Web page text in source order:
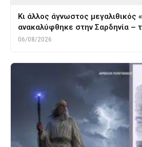
Κι άλλος άγνωστος μεγαλιθικός
ανακαλύφθηκε στην Σαρδηνία –
06/08/2026